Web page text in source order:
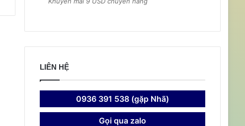
LIÊN HỆ
0936 391 538 (gặp Nhã)
Gọi qua zalo